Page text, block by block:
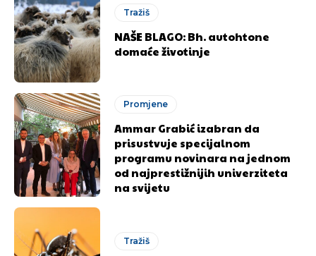
Tražiš
NAŠE BLAGO: Bh. autohtone
domaće životinje
Promjene
Ammar Grabić izabran da
prisustvuje specijalnom
programu novinara na jednom
od najprestižnijih univerziteta
na svijetu
Tražiš